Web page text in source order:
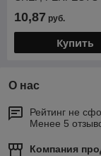
10,87 руб.
Купить
О нас
Рейтинг не
Менее 5
Компания